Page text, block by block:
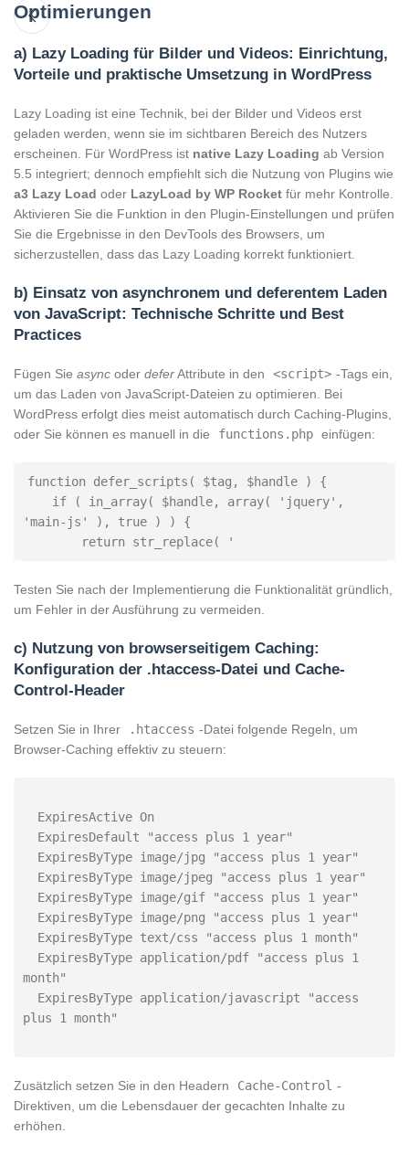
Optimierungen
a) Lazy Loading für Bilder und Videos: Einrichtung,
Vorteile und praktische Umsetzung in WordPress
Lazy Loading ist eine Technik, bei der Bilder und Videos erst
geladen werden, wenn sie im sichtbaren Bereich des Nutzers
erscheinen. Für WordPress ist native Lazy Loading ab Version
5.5 integriert; dennoch empfiehlt sich die Nutzung von Plugins wie
a3 Lazy Load oder LazyLoad by WP Rocket für mehr Kontrolle.
Aktivieren Sie die Funktion in den Plugin-Einstellungen und prüfen
Sie die Ergebnisse in den DevTools des Browsers, um
sicherzustellen, dass das Lazy Loading korrekt funktioniert.
b) Einsatz von asynchronem und deferentem Laden
von JavaScript: Technische Schritte und Best
Practices
Fügen Sie async oder deferAttribute in den <script> -Tags ein,
um das Laden von JavaScript-Dateien zu optimieren. Bei
WordPress erfolgt dies meist automatisch durch Caching-Plugins,
oder Sie können es manuell in die
functions.php einfügen:
function defer_scripts( $tag, $handle ) {
'main-js' ), true ) ) {
        return str_replace( '
Testen Sie nach der Implementierung die Funktionalität gründlich,
um Fehler in der Ausführung zu vermeiden.
c) Nutzung von browserseitigem Caching:
Konfiguration der .htaccess-Datei und Cache-
Control-Header
Setzen Sie in Ihrer .htaccess -Datei folgende Regeln, um
Browser-Caching effektiv zu steuern:
month"
Zusätzlich setzen Sie in den Headern Cache-Control -
Direktiven, um die Lebensdauer der gecachten Inhalte zu
erhöhen.